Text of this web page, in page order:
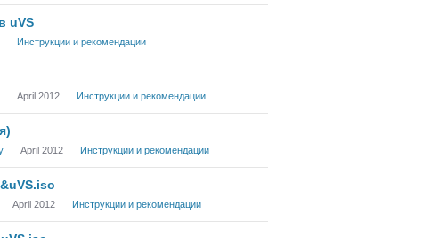
uVS
Инструкции и рекомендации
April 2012 Инструкции и рекомендации
April 2012 Инструкции и рекомендации
April 2012 Инструкции и рекомендации